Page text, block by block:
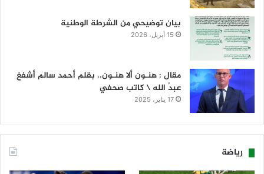
بيان توضيحي من الشرطة الوطنية
15 أبريل، 2026
مقال : هنـون ألا هنـون.. بقلم أحمد سالم أشفغ
عبدُ الله \ كاتب صحفي
17 يناير، 2025
رياضة